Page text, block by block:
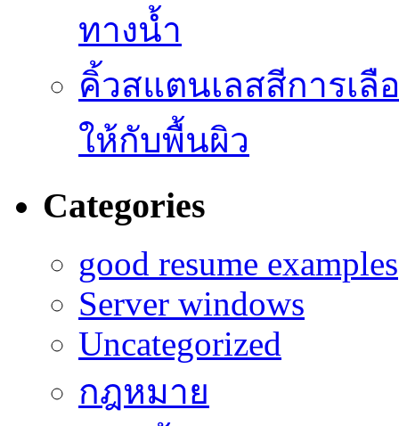
ทางน้ำ
คิ้วสแตนเลสสีการเลื
ให้กับพื้นผิว
Categories
good resume examples
Server windows
Uncategorized
กฎหมาย